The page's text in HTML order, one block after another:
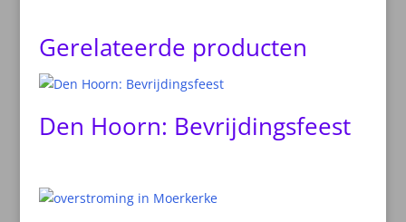
Gerelateerde producten
Den Hoorn: Bevrijdingsfeest